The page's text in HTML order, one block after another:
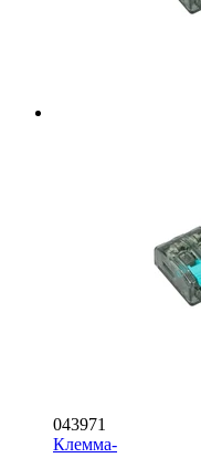
043971
Клемма-